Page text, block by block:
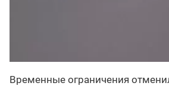
Временные ограничения